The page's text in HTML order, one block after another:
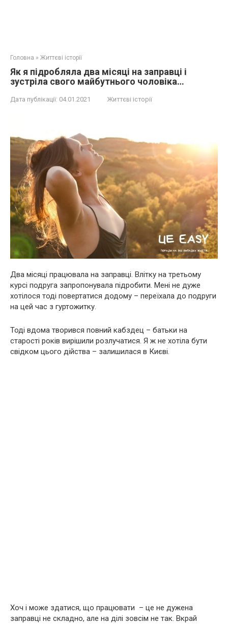
Головна » Життєві історії
Як я підробляла два місяці на заправці і
зустріла свого майбутнього чоловіка…
Дата публікації: 04.01.2021 Життєві історії
Два місяці працювала на заправці. Влітку на третьому
курсі подруга запропонувала підробити. Мені не дуже
хотілося тоді повертатися додому – переїхала до подруги
на цей час з гуртожитку.
Тоді вдома творився повний кабздец – батьки на
старості років вирішили розлучатися. Я ж не хотіла бути
свідком цього дійства – залишилася в Києві.
Хоч і може здатися, що працювати – це не дужена
заправці не складно, але на ділі зовсім не так. Вкрай